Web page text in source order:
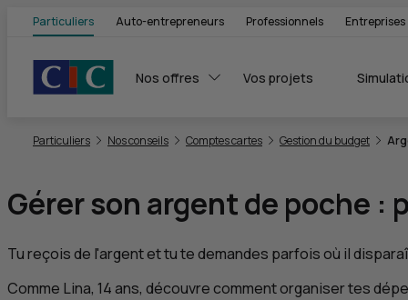
Particuliers Auto-entrepreneurs Professionnels Entreprises
Nos offres Vos projets
Particuliers Nos conseils Comptes cartes Gestion du budget
Gérer son argent de poche
Tu reçois de l'argent et tu te demandes parfois où il
Comme Lina, 14 ans, découvre comment organiser tes